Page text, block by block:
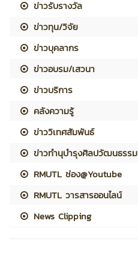
ข่าวรับรางวัล
ข่าวทุน/วิจัย
ข่าวบุคลากร
ข่าวอบรม/เสวนา
ข่าวบริการ
คลังความรู้
ข่าววิเทศสัมพันธ์
ข่าวทำนุบำรุงศิลปวัฒนธรรม
RMUTL ช่อง@Youtube
RMUTL วารสารออนไลน์
News Clipping